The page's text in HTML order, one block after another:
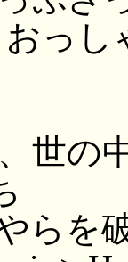
っし
世の
らを